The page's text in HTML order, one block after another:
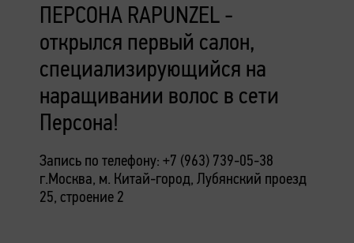
ПЕРСОНА RAPUNZEL -
открылся первый салон,
специализирующийся на
наращивании волос в сети
Персона!
Запись по телефону: +7 (963) 739-05-38
г.Москва, м. Китай-город, Лубянский проезд
25, строение 2